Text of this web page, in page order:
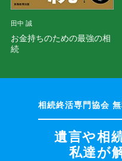
田中 誠
お金持ちのための最強の相
続
遺言や相
私達が